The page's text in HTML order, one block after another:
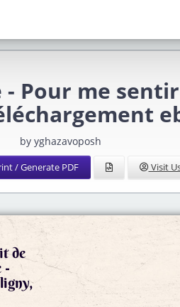
Pour me
by yghazavoposh
/ Generate PDF Visit
de
-